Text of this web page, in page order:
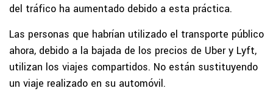
del tráfico ha aumentado debido a esta práctica.
Las personas que habrían utilizado el transporte público
ahora, debido a la bajada de los precios de Uber y Lyft,
utilizan los viajes compartidos. No están sustituyendo
un viaje realizado en su automóvil.